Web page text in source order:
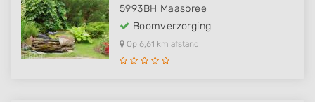
5993BH Maasbree
Boomverzorging
Op 6,61 km afstand